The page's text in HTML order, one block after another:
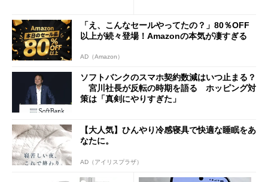
「え、こんなセールやってたの？」80％OFF
以上が続々登場！Amazonの本気が凄すぎる
AD（Amazon）
ソフトバンクのスマホ契約数減はいつ止まる？
宮川社長が反転の時期を語る ホッピング対
策は「真剣にやりすぎた」
【大人気】ひんやり冷感寝具で快適な睡眠をあ
なたに。
AD（アイリスプラザ）